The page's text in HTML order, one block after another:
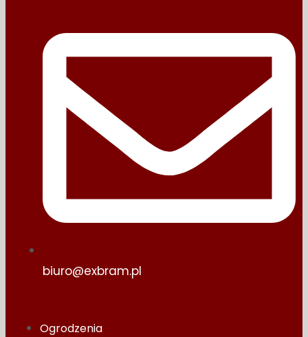
biuro@exbram.pl
Ogrodzenia